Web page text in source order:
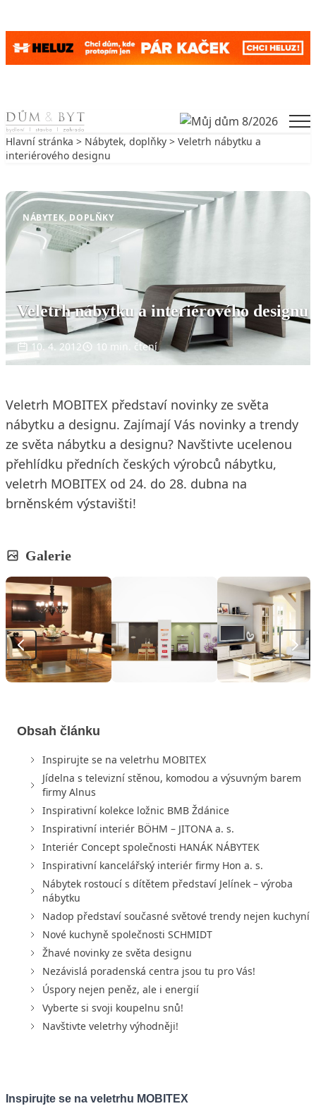
Skip to content
Hlavní stránka > Nábytek, doplňky > Veletrh nábytku a
interiérového designu
NÁBYTEK, DOPLŇKY
Veletrh nábytku a interiérového designu
10. 4. 2012 10 min. čtení
Veletrh MOBITEX představí novinky ze světa
nábytku a designu. Zajímají Vás novinky a trendy
ze světa nábytku a designu? Navštivte ucelenou
přehlídku předních českých výrobců nábytku,
veletrh MOBITEX od 24. do 28. dubna na
brněnském výstavišti!
Galerie
Obsah článku
Inspirujte se na veletrhu MOBITEX
Jídelna s televizní stěnou, komodou a výsuvným barem
firmy Alnus
Inspirativní kolekce ložnic BMB Ždánice
Inspirativní interiér BÖHM – JITONA a. s.
Interiér Concept společnosti HANÁK NÁBYTEK
Inspirativní kancelářský interiér firmy Hon a. s.
Nábytek rostoucí s dítětem představí Jelínek – výroba
nábytku
Nadop představí současné světové trendy nejen kuchyní
Nové kuchyně společnosti SCHMIDT
Žhavé novinky ze světa designu
Nezávislá poradenská centra jsou tu pro Vás!
Úspory nejen peněz, ale i energií
Vyberte si svoji koupelnu snů!
Navštivte veletrhy výhodněji!
Inspirujte se na veletrhu MOBITEX